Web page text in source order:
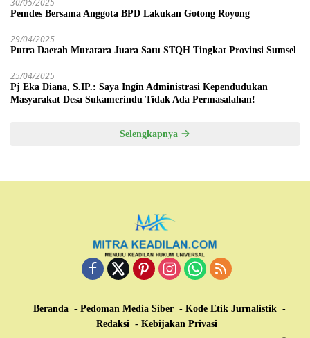
30/05/2025
Pemdes Bersama Anggota BPD Lakukan Gotong Royong
29/04/2025
Putra Daerah Muratara Juara Satu STQH Tingkat Provinsi Sumsel
25/04/2025
Pj Eka Diana, S.IP.: Saya Ingin Administrasi Kependudukan
Masyarakat Desa Sukamerindu Tidak Ada Permasalahan!
Selengkapnya
Beranda Pedoman Media Siber
Kode Etik Jurnalistik
Redaksi
Kebijakan Privasi